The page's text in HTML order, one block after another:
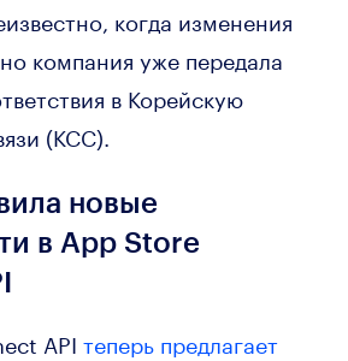
когда изменения
компания уже передала
в Корейскую
(KCC).
новые
в App Store
API теперь предлагает